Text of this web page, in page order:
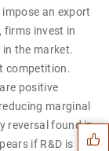
an export
firms invest in
the market.
competition.
positive
marginal
reversal found in
if R&D is
Sugerencias